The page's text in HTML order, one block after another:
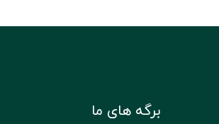
برگه های ما